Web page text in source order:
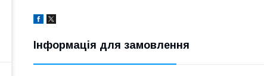
Інформація для замовлення